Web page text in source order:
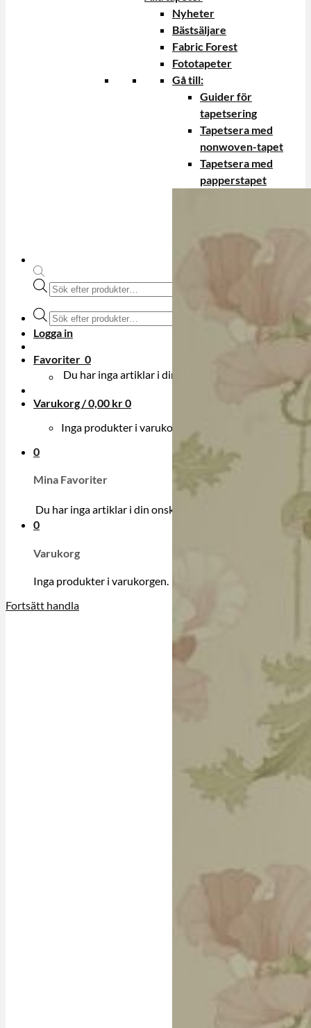
Produktsökning
Produktsökning
Logga in
Favoriter 0
Du har inga artiklar i din onskelista.
Varukorg /0,00 kr0
Inga produkter i varukorgen.
0
Mina Favoriter
Du har inga artiklar i din onskelista.
0
Varukorg
Inga produkter i varukorgen.
Fortsätt handla
Nyheter
Bästsäljare
Fabric Forest
Fototapeter
Gå till:
Guider för
tapetsering
Tapetsera med
nonwoven-tapet
Tapetsera med
papperstapet